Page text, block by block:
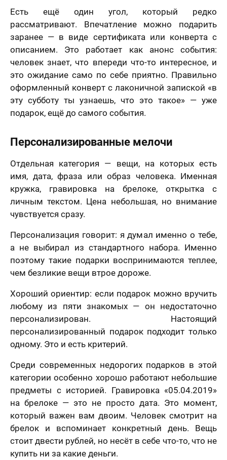
Есть ещё один угол, который редко
рассматривают. Впечатление можно подарить
заранее — в виде сертификата или конверта с
описанием. Это работает как анонс события:
человек знает, что впереди что-то интересное, и
это ожидание само по себе приятно. Правильно
оформленный конверт с лаконичной запиской «в
эту субботу ты узнаешь, что это такое» — уже
подарок, ещё до самого события.
Персонализированные мелочи
Отдельная категория — вещи, на которых есть
имя, дата, фраза или образ человека. Именная
кружка, гравировка на брелоке, открытка с
личным текстом. Цена небольшая, но внимание
чувствуется сразу.
Персонализация говорит: я думал именно о тебе,
а не выбирал из стандартного набора. Именно
поэтому такие подарки воспринимаются теплее,
чем безликие вещи втрое дороже.
Хороший ориентир: если подарок можно вручить
любому из пяти знакомых — он недостаточно
персонализирован. Настоящий
персонализированный подарок подходит только
одному. Это и есть критерий.
Среди современных недорогих подарков в этой
категории особенно хорошо работают небольшие
предметы с историей. Гравировка «05.04.2019»
на брелоке — это не просто дата. Это момент,
который важен вам двоим. Человек смотрит на
брелок и вспоминает конкретный день. Вещь
стоит двести рублей, но несёт в себе что-то, что не
купить ни за какие деньги.